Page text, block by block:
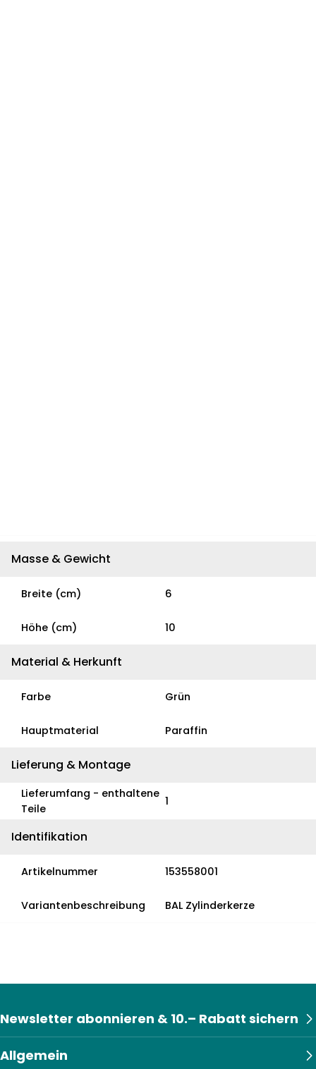
Masse & Gewicht
Breite (cm) 6
Höhe (cm) 10
Material & Herkunft
Farbe Grün
Hauptmaterial Paraffin
Lieferung & Montage
Lieferumfang - enthaltene
Teile
1
Identifikation
Artikelnummer 153558001
Variantenbeschreibung BAL Zylinderkerze
Allgemein
Newsletter abonnieren & 10.– Rabatt sichern